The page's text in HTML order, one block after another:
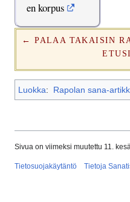
en korpus
← PALAA TAKAISIN
Luokka: Rapolan sana-
Sivua on viimeksi muutettu 11.
Tietosuojakäytäntö Tietoja